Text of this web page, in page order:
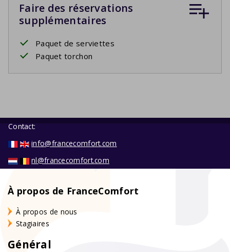
Faire des réservations
supplémentaires
Paquet de serviettes
Paquet torchon
Contact:
info@francecomfort.com
nl@francecomfort.com
À propos de FranceComfort
À propos de nous
Stagiaires
Général